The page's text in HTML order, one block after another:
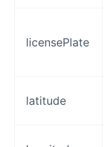
licensePlate
latitude